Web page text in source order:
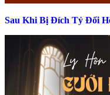
Sau Khi Bị Đích Tỷ Đổi